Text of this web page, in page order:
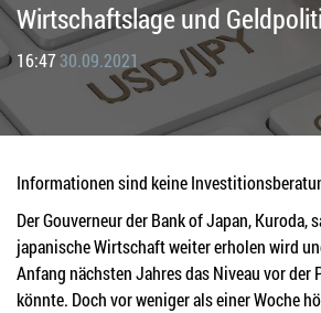
Wirtschaftslage und
16:4730.09.2021
Informationen sind keine
Der Gouverneur der Bank of Japan, Kuroda,
japanische Wirtschaft weiter erholen wird
Anfang nächsten Jahres das Niveau vor der
könnte. Doch vor weniger als einer Woche